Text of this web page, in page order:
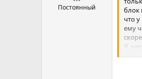
Постоянный
блок
что
ему
Я,